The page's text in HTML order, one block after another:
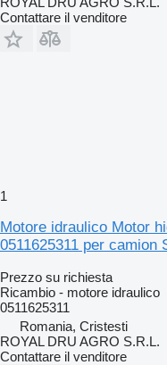
Contattare il venditore
1
Motore idraulico Motor
0511625311 per camion
Prezzo su richiesta
Ricambio - motore idraulico
0511625311
Romania, Cristesti
ROYAL DRU AGRO S.R.L.
Contattare il venditore